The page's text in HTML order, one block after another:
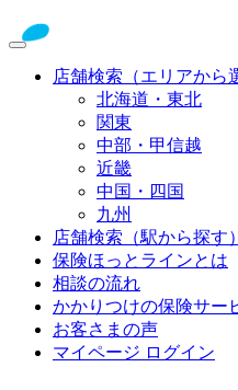
店舗検索（エリアから
北海道・東北
関東
中部・甲信越
近畿
中国・四国
九州
店舗検索（駅から探す）
保険ほっとラインとは
相談の流れ
かかりつけの保険サー
お客さまの声
マイページ ログイン